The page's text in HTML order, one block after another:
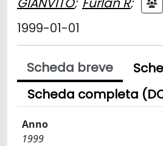
1999-01-01
Scheda breve
Scheda completa
Anno
1999